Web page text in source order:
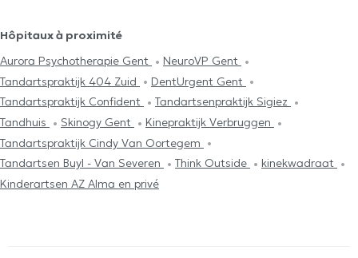
Hôpitaux à proximité
Aurora Psychotherapie Gent
NeuroVP Gent
Tandartspraktijk 404 Zuid
DentUrgent Gent
Tandartspraktijk Confident
Tandartsenpraktijk Sigiez
Tandhuis
Skinogy Gent
Kinepraktijk Verbruggen
Tandartspraktijk Cindy Van Oortegem
Tandartsen Buyl - Van Severen
Think Outside
kinekwadraat
Kinderartsen AZ Alma en privé